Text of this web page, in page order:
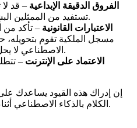
الفروق الدقيقة الإبداعية – قد لا
تستفيد من الممثلين البشريين للتعبير الفني الفريد.
الاعتبارات القانونية – تأكد
مسجل الملكية تقوم بتحويله،
الاصطناعي لا يحل محل المستشار القانوني.
الاعتماد على الإنترنت –
إن إدراك هذه القيود يساعدك
الكلام بالذكاء الاصطناعي أثناء التخطيط لأي احتياجات إضافية.